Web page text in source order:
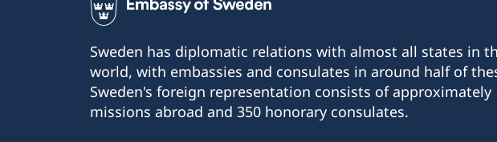
Sweden has diplomatic relations with almost all states in
world, with embassies and consulates in around half of
Sweden's foreign representation consists of approximately
missions abroad and 350 honorary consulates.